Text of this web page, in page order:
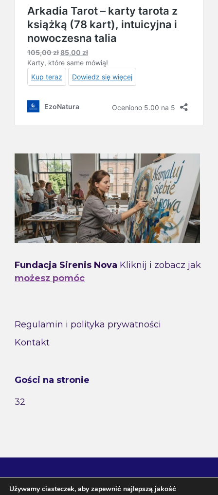
Fundacja Sirenis Nova Kliknij i zobacz jak
możesz pomóc
Regulamin i polityka prywatności
Kontakt
Gości na stronie
32
Używamy ciasteczek, aby zapewnić najlepszą jakość